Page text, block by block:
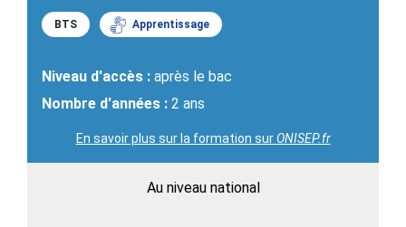
BTS Apprentissage
Niveau d'accès : après le bac
Nombre d'années : 2 ans
En savoir plus sur la formation surONISEP.fr
Au niveau national